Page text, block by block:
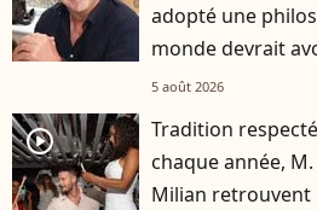
adopté une
monde devrait
5 août 2026
player2
Tradition
chaque année,
Milian retrouvent